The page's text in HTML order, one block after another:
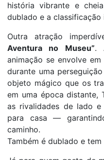
história vibrante e
dublado e a
Outra atração
Aventura no Museu”.
animação se envolve
durante uma
objeto mágico que os
em uma época distante,
as rivalidades de lado
para casa —
caminho.
Também é dublado e